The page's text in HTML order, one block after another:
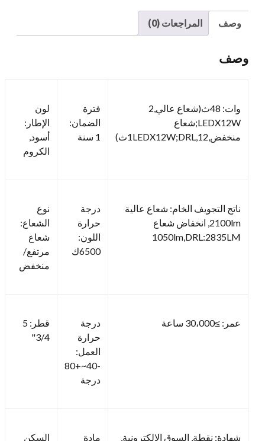
وصف المراجعات (0)
وصف
وات: 48ث(شعاع عالي,2
LEDX12W;شعاع
منخفض,1LEDX12W;DRL,12ث)
فترة
الضمان:
1 سنة
لون
الإطار:
أسود,
الكروم
ناتج التجويف الخام: شعاع عالية
2100lm, انخفاض شعاع
1050lm,DRL:2835LM
درجة
حرارة
اللون:
6500ك
نوع
الشعاع:
شعاع
مرتفع/
منخفض
عمر: ≥30،000 ساعة
درجة
حرارة
العمل:
-40~+80
درجة
قطر: 5
3/4"
شهادة: نقطة, السوق الإلكترونية, مادة السكن